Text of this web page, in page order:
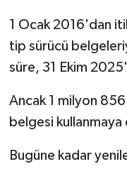
1 Ocak 2016'dan
tip sürücü
süre, 31 Ekim
Ancak 1 milyon
belgesi
Bugüne kadar